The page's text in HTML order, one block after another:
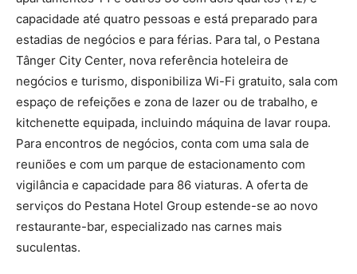
capacidade até quatro pessoas e está preparado para
estadias de negócios e para férias. Para tal, o Pestana
Tânger City Center, nova referência hoteleira de
negócios e turismo, disponibiliza Wi-Fi gratuito, sala com
espaço de refeições e zona de lazer ou de trabalho, e
kitchenette equipada, incluindo máquina de lavar roupa.
Para encontros de negócios, conta com uma sala de
reuniões e com um parque de estacionamento com
vigilância e capacidade para 86 viaturas. A oferta de
serviços do Pestana Hotel Group estende-se ao novo
restaurante-bar, especializado nas carnes mais
suculentas.